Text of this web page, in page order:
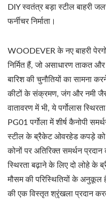
DIY स्वतंत्र बड़ा स्टील बाहरी
फर्नीचर निर्माता।
WOODEVER के नए बाहरी
निर्मित हैं, जो असाधारण ताकत
बारिश की चुनौतियों का सामना
कीटों के संक्रमण, जंग और नमी
वातावरण में भी, ये पर्गोलास
PG01 पर्गोला में शीर्ष कैनोपी
स्टील के ब्रैकेट ओवरहेड कपड़े को
कोनों पर अतिरिक्त समर्थन
स्थिरता बढ़ाने के लिए दो लोहे के
मौसम की परिस्थितियों के
की एक विस्तृत श्रृंखला प्रदान